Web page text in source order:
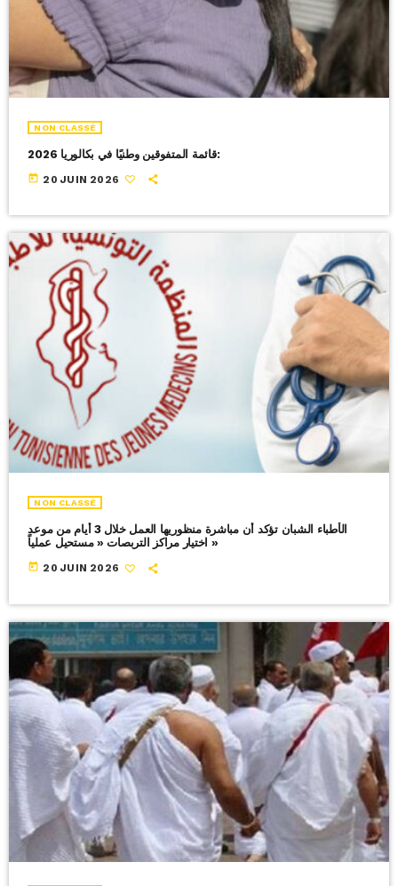
NON CLASSÉ
قائمة المتفوقين وطنيًا في بكالوريا 2026:
today 20 JUIN 2026
NON CLASSÉ
الأطباء الشبان تؤكد أن مباشرة منظوريها العمل خلال 3 أيام من موعد
اختيار مراكز التربصات « مستحيل عملياً »
today 20 JUIN 2026